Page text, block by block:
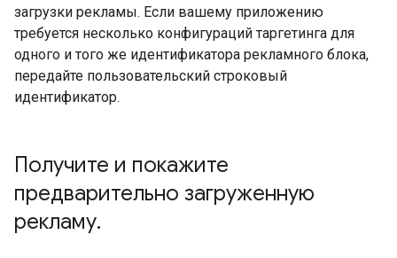
загрузки рекламы. Если вашему приложению
требуется несколько конфигураций таргетинга для
одного и того же идентификатора рекламного блока,
передайте пользовательский строковый
идентификатор.
Получите и покажите
предварительно загруженную
рекламу.